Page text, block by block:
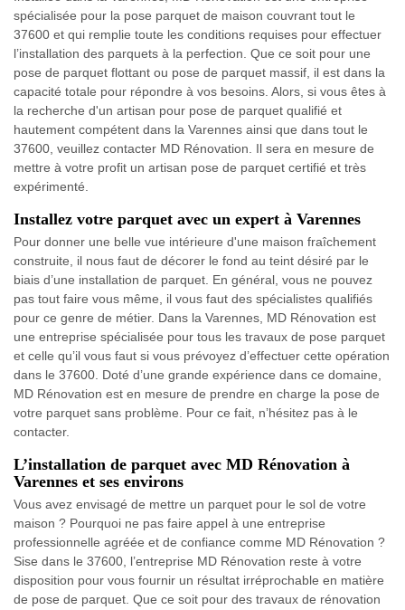
spécialisée pour la pose parquet de maison couvrant tout le
37600 et qui remplie toute les conditions requises pour effectuer
l’installation des parquets à la perfection. Que ce soit pour une
pose de parquet flottant ou pose de parquet massif, il est dans la
capacité totale pour répondre à vos besoins. Alors, si vous êtes à
la recherche d'un artisan pour pose de parquet qualifié et
hautement compétent dans la Varennes ainsi que dans tout le
37600, veuillez contacter MD Rénovation. Il sera en mesure de
mettre à votre profit un artisan pose de parquet certifié et très
expérimenté.
Installez votre parquet avec un expert à Varennes
Pour donner une belle vue intérieure d'une maison fraîchement
construite, il nous faut de décorer le fond au teint désiré par le
biais d’une installation de parquet. En général, vous ne pouvez
pas tout faire vous même, il vous faut des spécialistes qualifiés
pour ce genre de métier. Dans la Varennes, MD Rénovation est
une entreprise spécialisée pour tous les travaux de pose parquet
et celle qu’il vous faut si vous prévoyez d’effectuer cette opération
dans le 37600. Doté d’une grande expérience dans ce domaine,
MD Rénovation est en mesure de prendre en charge la pose de
votre parquet sans problème. Pour ce fait, n’hésitez pas à le
contacter.
L’installation de parquet avec MD Rénovation à
Varennes et ses environs
Vous avez envisagé de mettre un parquet pour le sol de votre
maison ? Pourquoi ne pas faire appel à une entreprise
professionnelle agréée et de confiance comme MD Rénovation ?
Sise dans le 37600, l’entreprise MD Rénovation reste à votre
disposition pour vous fournir un résultat irréprochable en matière
de pose de parquet. Que ce soit pour des travaux de rénovation